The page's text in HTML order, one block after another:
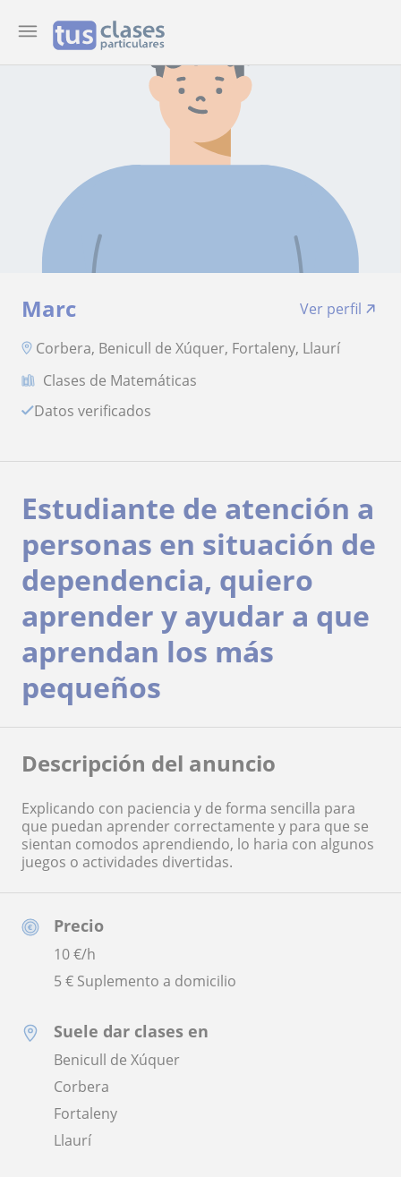
Marc
Ver perfil
Corbera, Benicull de Xúquer, Fortaleny, Llaurí
Clases de Matemáticas
Datos verificados
Precio
10€/h
5 € Suplemento a domicilio
Suele dar clases en
Benicull de Xúquer
Corbera
Fortaleny
Llaurí
Estudiante de atención a
personas en situación de
dependencia, quiero
aprender y ayudar a que
aprendan los más
pequeños
Descripción del anuncio
Explicando con paciencia y de forma sencilla para
que puedan aprender correctamente y para que se
sientan comodos aprendiendo, lo haria con algunos
juegos o actividades divertidas.